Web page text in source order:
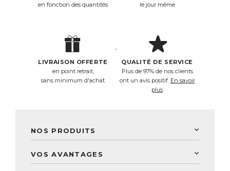
en fonction des quantités
le jour même
LIVRAISON OFFERTE
en point retrait,
sans minimum d'achat
QUALITÉ DE SERVICE
Plus de 97% de nos clients
ont un avis positif. En savoir
plus
NOS PRODUITS
VOS AVANTAGES